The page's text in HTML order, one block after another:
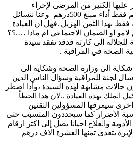
عليها الكتير من المرضى لإجراء
العمليات ،حيت يطلب منهم فقط أداء مبلغ 500درهم وعنا نتسائل
بهدا الثمن الهزيل .فهل ان العيادة
او الضمان الاجتماعي ام مادا ….؟؟
الى كارتة فدقد تفقد سيدة
الصحة في المراقبة ..
الى وزارة الصحة وشكاية الى
لجنة للمراقبة وسؤال الناس الدين
حالات مشابهة لهذه السيدة ،وأدا اضطر
الملك بهده العيادة ..لان هدا الخطأ
سيعرفها المسؤولين التقنين
الأضرار كما سيحددون المتسبب حتى
والعلاج احيانا يصل إلى اكتر ارقام
يتعدى تمنها العشرة الاف درهم